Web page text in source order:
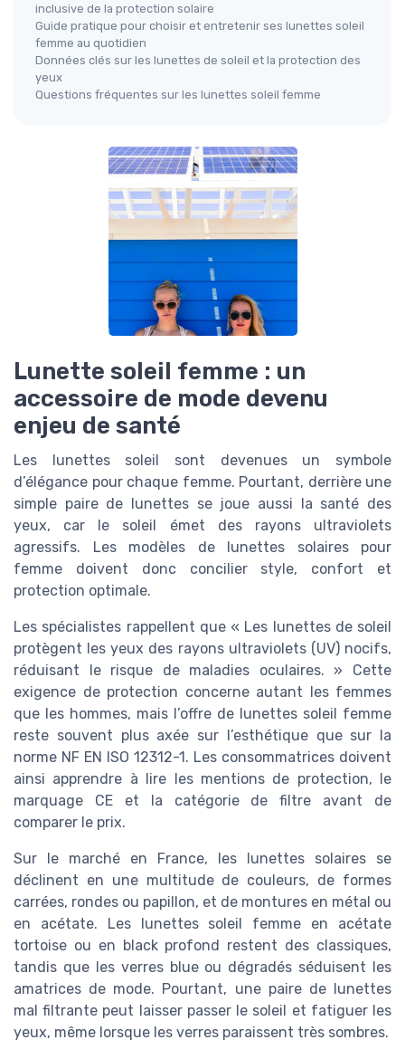
inclusive de la protection solaire
Guide pratique pour choisir et entretenir ses lunettes soleil
femme au quotidien
Données clés sur les lunettes de soleil et la protection des
yeux
Questions fréquentes sur les lunettes soleil femme
Lunette soleil femme : un
accessoire de mode devenu
enjeu de santé
Les lunettes soleil sont devenues un symbole
d’élégance pour chaque femme. Pourtant, derrière une
simple paire de lunettes se joue aussi la santé des
yeux, car le soleil émet des rayons ultraviolets
agressifs. Les modèles de lunettes solaires pour
femme doivent donc concilier style, confort et
protection optimale.
Les spécialistes rappellent que « Les lunettes de soleil
protègent les yeux des rayons ultraviolets (UV) nocifs,
réduisant le risque de maladies oculaires. » Cette
exigence de protection concerne autant les femmes
que les hommes, mais l’offre de lunettes soleil femme
reste souvent plus axée sur l’esthétique que sur la
norme NF EN ISO 12312-1. Les consommatrices doivent
ainsi apprendre à lire les mentions de protection, le
marquage CE et la catégorie de filtre avant de
comparer le prix.
Sur le marché en France, les lunettes solaires se
déclinent en une multitude de couleurs, de formes
carrées, rondes ou papillon, et de montures en métal ou
en acétate. Les lunettes soleil femme en acétate
tortoise ou en black profond restent des classiques,
tandis que les verres blue ou dégradés séduisent les
amatrices de mode. Pourtant, une paire de lunettes
mal filtrante peut laisser passer le soleil et fatiguer les
yeux, même lorsque les verres paraissent très sombres.